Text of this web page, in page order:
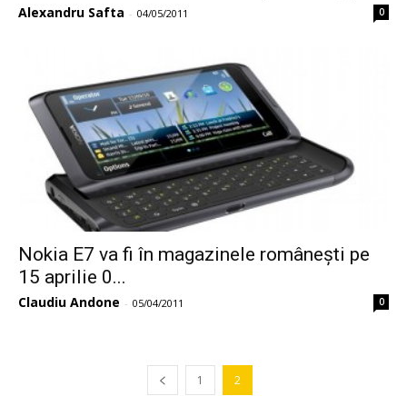
Alexandru Safta - 04/05/2011 0
Nokia E7 va fi în magazinele românești pe
15 aprilie 0...
Claudiu Andone - 05/04/2011 0
1 2